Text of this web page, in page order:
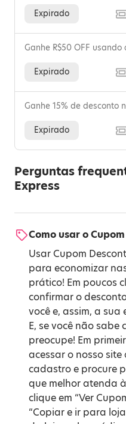
Expirado
Ganhe R$50 OFF
Expirado
Ganhe 15% de desconto
Expirado
Perguntas
Express
Como usar o
Usar Cupom
para economizar
prático! Em poucos
confirmar o
você e, assim, a sua
E, se você não sabe
preocupe! Em
acessar o nosso
cadastro e procure
que melhor atenda
clique em “Ver
“Copiar e ir para